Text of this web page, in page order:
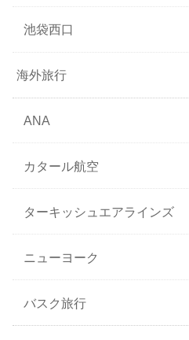
池袋西口
海外旅行
ANA
カタール航空
ターキッシュエアラインズ
ニューヨーク
バスク旅行